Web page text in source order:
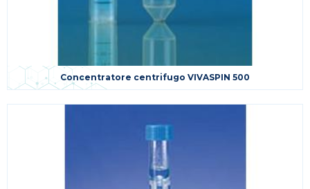
Concentratore centrifugo VIVASPIN 500